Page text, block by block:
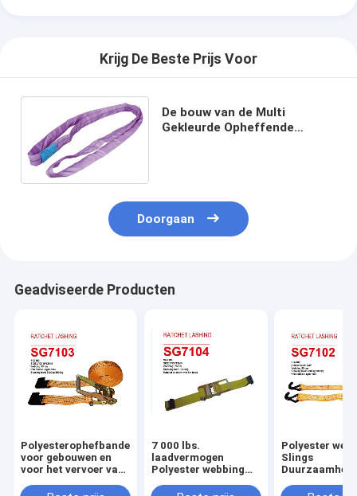
Krijg De Beste Prijs Voor
De bouw van de Multi
Gekleurde Opheffende
Doorgaan
Geadviseerde Producten
Polyesterophefbanden
voor gebouwen en
voor het vervoer van
7 000 lbs.
laadvermogen
Polyester webbing
opheffen en
Polyester
Slings
ton